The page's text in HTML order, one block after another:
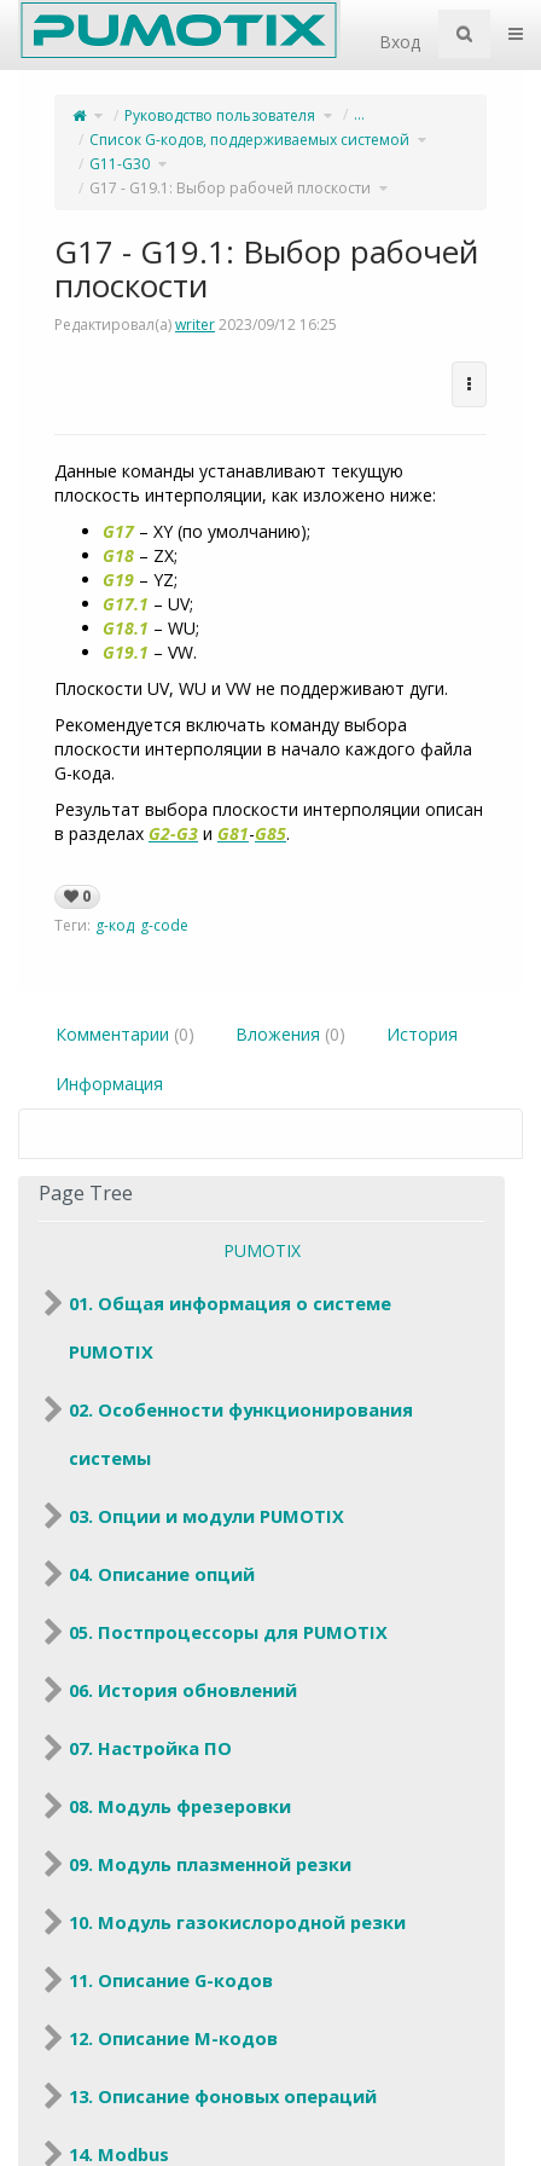
Home
Вход
Переключите
родительское
дерево
G17
-G19.1:
рабочей
плоскости.
Руководство пользователя Переключите
дерево
иерархии
Руководство
пользователя.
…
Список G-кодов, поддерживаемых системой Переключите
дерево
иерархии
G11-G30 Переключите
дерево
иерархии
G11-
G30.
G17 - G19.1: Выбор рабочей плоскости Переключите
дерево
иерархии
плоскости.
G17 - G19.1: Выбор рабочей
плоскости
Редактировал(а)writer2023/09/12 16:25
Данные команды устанавливают текущую
плоскость интерполяции, как изложено ниже:
G17– XY (по умолчанию);
G18 – ZX;
G19 – YZ;
G17.1 – UV;
G18.1 – WU;
G19.1 – VW.
Плоскости UV, WU и VW не поддерживают дуги.
Рекомендуется включать команду выбора
плоскости интерполяции в начало каждого файла
G-кода.
Результат выбора плоскости интерполяции описан
в разделах G2-G3 и G81-G85.
0
Теги: g-код g-code
Комментарии (0) Вложения (0) История
Информация
Page Tree
PUMOTIX
01. Общая информация о системе
PUMOTIX
02. Особенности функционирования
системы
03. Опции и модули PUMOTIX
04. Описание опций
05. Постпроцессоры для PUMOTIX
06. История обновлений
07. Настройка ПО
08. Модуль фрезеровки
09. Модуль плазменной резки
10. Модуль газокислородной резки
11. Описание G-кодов
12. Описание M-кодов
13. Описание фоновых операций
14. Modbus